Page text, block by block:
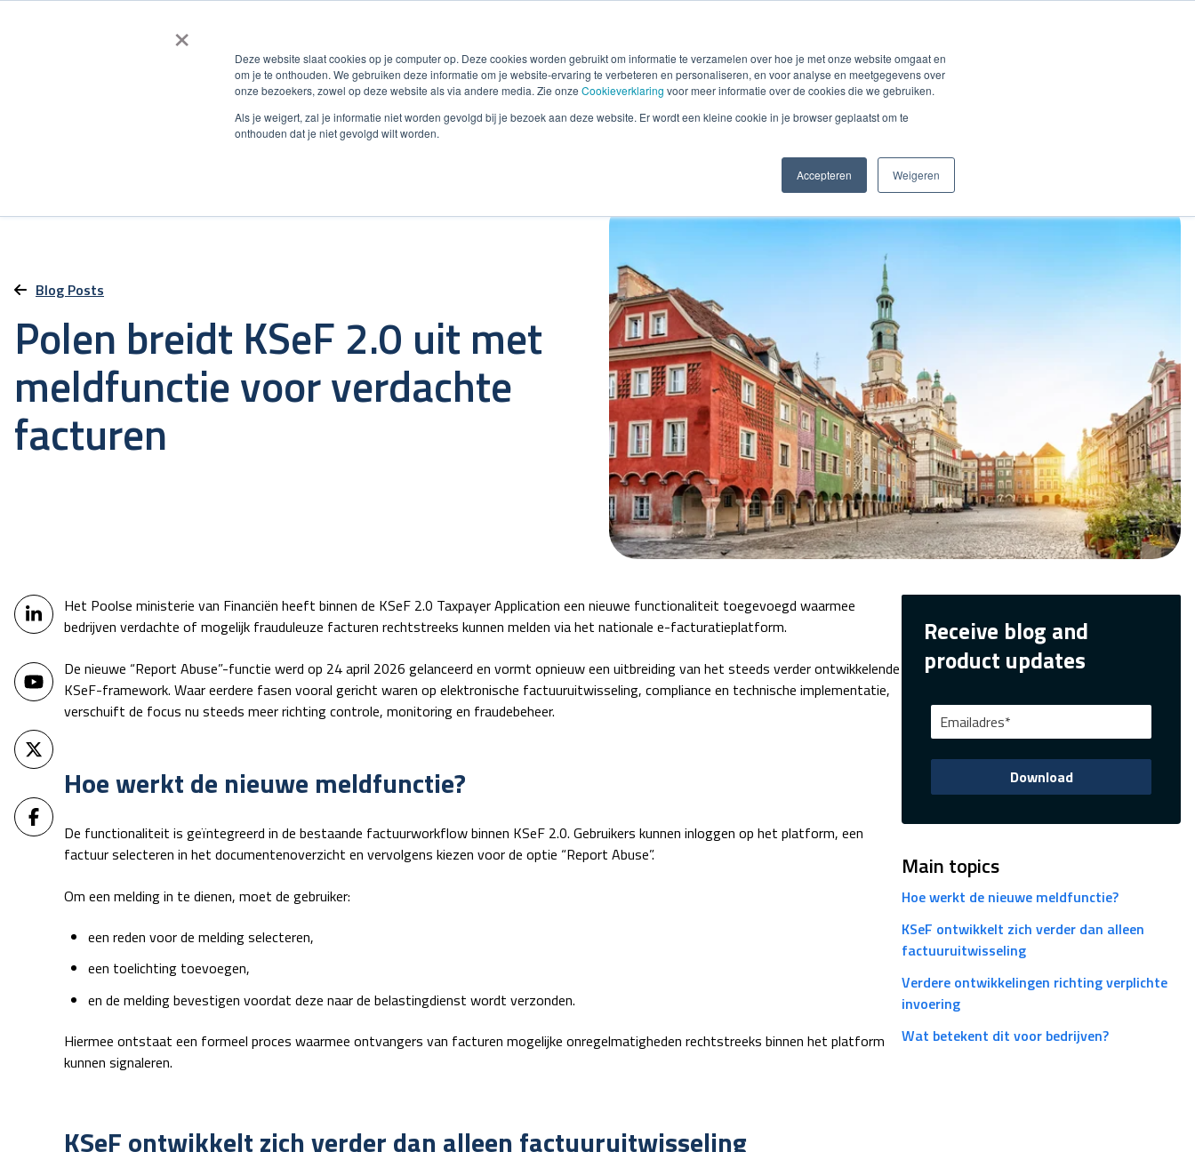
×
Deze website slaat cookies op je computer op. Deze cookies worden gebruikt om informatie te verzamelen over hoe je met onze website omgaat en
om je te onthouden. We gebruiken deze informatie om je website-ervaring te verbeteren en personaliseren, en voor analyse en meetgegevens over
onze bezoekers, zowel op deze website als via andere media. Zie onze Cookieverklaring voor meer informatie over de cookies die we gebruiken.
Als je weigert, zal je informatie niet worden gevolgd bij je bezoek aan deze website. Er wordt een kleine cookie in je browser geplaatst om te
onthouden dat je niet gevolgd wilt worden.
Accepteren Weigeren
Smart e-Invoicing Debiteurenbeheer Incasso Detachering Solutions Over BVCM
Blog Posts
Polen breidt KSeF 2.0 uit met
meldfunctie voor verdachte
facturen
Het Poolse ministerie van Financiën heeft binnen de KSeF 2.0 Taxpayer Application een nieuwe functionaliteit toegevoegd waarmee
bedrijven verdachte of mogelijk frauduleuze facturen rechtstreeks kunnen melden via het nationale e-facturatieplatform.
De nieuwe “Report Abuse”-functie werd op 24 april 2026 gelanceerd en vormt opnieuw een uitbreiding van het steeds verder ontwikkelende
KSeF-framework. Waar eerdere fasen vooral gericht waren op elektronische factuuruitwisseling, compliance en technische implementatie,
verschuift de focus nu steeds meer richting controle, monitoring en fraudebeheer.
Hoe werkt de nieuwe meldfunctie?
De functionaliteit is geïntegreerd in de bestaande factuurworkflow binnen KSeF 2.0. Gebruikers kunnen inloggen op het platform, een
factuur selecteren in het documentenoverzicht en vervolgens kiezen voor de optie “Report Abuse”.
Om een melding in te dienen, moet de gebruiker:
een reden voor de melding selecteren,
een toelichting toevoegen,
en de melding bevestigen voordat deze naar de belastingdienst wordt verzonden.
Hiermee ontstaat een formeel proces waarmee ontvangers van facturen mogelijke onregelmatigheden rechtstreeks binnen het platform
kunnen signaleren.
KSeF ontwikkelt zich verder dan alleen factuuruitwisseling
Receive blog and
product updates
Main topics
Hoe werkt de nieuwe meldfunctie?
KSeF ontwikkelt zich verder dan alleen
factuuruitwisseling
Verdere ontwikkelingen richting verplichte
invoering
Wat betekent dit voor bedrijven?